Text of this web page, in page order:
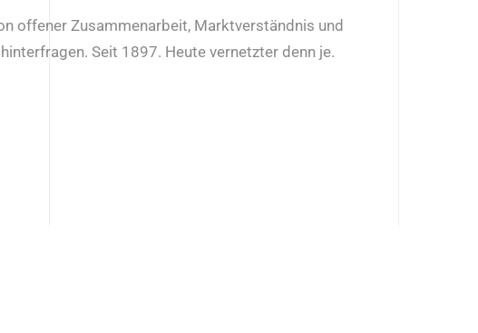
offener Zusammenarbeit, Marktverständnis und
Seit 1897. Heute vernetzter denn je.